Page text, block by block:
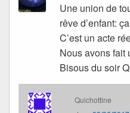
Une union de
rêve d’enfant:
C’est un acte
Nous avons fait
Bisous du soir
Quichottine